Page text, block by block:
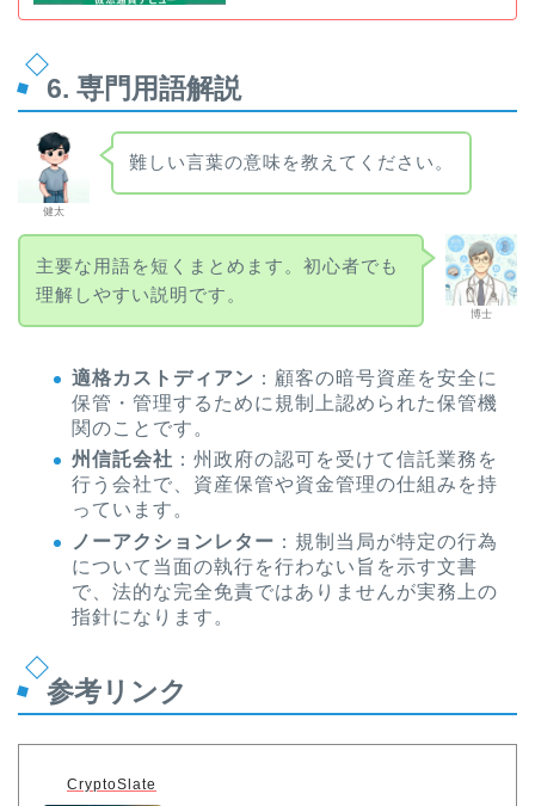
6. 専門用語解説
健太
難しい言葉の意味を教えてください。
博士
主要な用語を短くまとめます。初心者でも
理解しやすい説明です。
適格カストディアン ：顧客の暗号資産を安全に
保管・管理するために規制上認められた保管機
関のことです。
州信託会社 ：州政府の認可を受けて信託業務を
行う会社で、資産保管や資金管理の仕組みを持
っています。
ノーアクションレター ：規制当局が特定の行為
について当面の執行を行わない旨を示す文書
で、法的な完全免責ではありませんが実務上の
指針になります。
参考リンク
CryptoSlate